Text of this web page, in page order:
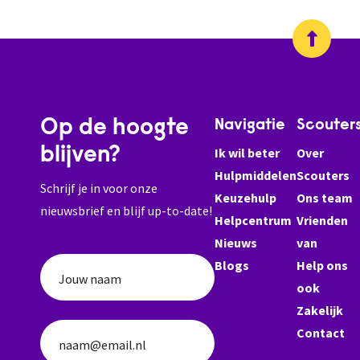
die
Op de hoogte
blijven?
Schrijf je in voor onze
nieuwsbrief en blijf up-to-date!
Jouw naam
naam@email.nl
Navigatie
Ik wil beter
Hulpmiddelen
Keuzehulp
Helpcentrum
Nieuws
Blogs
Over
Scouters
Ons team
Vrienden
van
Help ons
ook
Zakelijk
Contact